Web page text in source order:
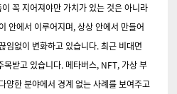
꼭 지어져야만 가치가 있는 것은 아니라
안에서 이루어지며, 상상 안에서 만들어
임없이 변화하고 있습니다. 최근 비대면
받고 있습니다. 메타버스, NFT, 가상 부
양한 분야에서 경계 없는 사례를 보여주고